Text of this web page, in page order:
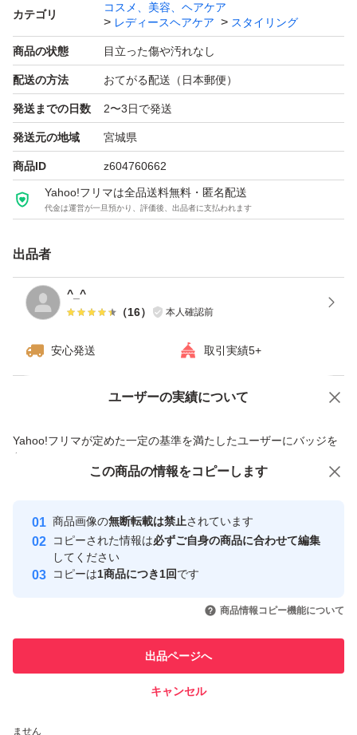
カテゴリ
コスメ、美容、ヘアケア
レディースヘアケア
スタイリング
商品の状態 目立った傷や汚れなし
配送の方法 おてがる配送（日本郵便）
発送までの日数 2〜3日で発送
発送元の地域 宮城県
商品ID z604760662
Yahoo!フリマは全品送料無料・匿名配送
代金は運営が一旦預かり、評価後、出品者に支払われます
出品者
^_^
（16） 本人確認前
安心発送 取引実績5+
ユーザーの実績について
Yahoo!フリマが定めた一定の基準を満たしたユーザーにバッジを
付与しています
安心取引出品者
心・安全なユーザーです
取引実績
引を完了させた実績があります
での取引実績があります
ません
価格の相談 商品への質問
この商品の情報をコピーします
商品画像の無断転載は禁止されています
コピーされた情報は必ずご自身の商品に合わせて編集
してください
コピーは1商品につき1回です
商品情報コピー機能について
出品ページへ
キャンセル
この商品をみている人にオススメ